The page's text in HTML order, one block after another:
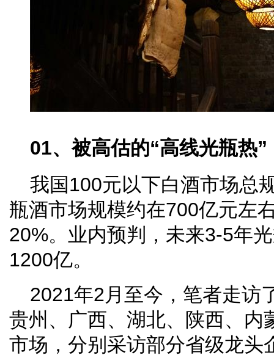
01、被高估的“高线光瓶热”
我国100元以下白酒市场总
瓶酒市场规模约在700亿元左
20%。业内预判，未来3-5年
1200亿。
2021年2月至今，笔者走访
贵州、广西、湖北、陕西、内
市场，分别采访部分省级龙头